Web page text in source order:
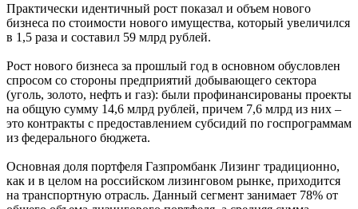
Практически идентичный рост показал и объем нового
бизнеса по стоимости нового имущества, который увеличился
в 1,5 раза и составил 59 млрд рублей.
Рост нового бизнеса за прошлый год в основном обусловлен
спросом со стороны предприятий добывающего сектора
(уголь, золото, нефть и газ): были профинансированы проекты
на общую сумму 14,6 млрд рублей, причем 7,6 млрд из них –
это контракты с предоставлением субсидий по госпрограммам
из федерального бюджета.
Основная доля портфеля Газпромбанк Лизинг традиционно,
как и в целом на российском лизинговом рынке, приходится
на транспортную отрасль. Данный сегмент занимает 78% от